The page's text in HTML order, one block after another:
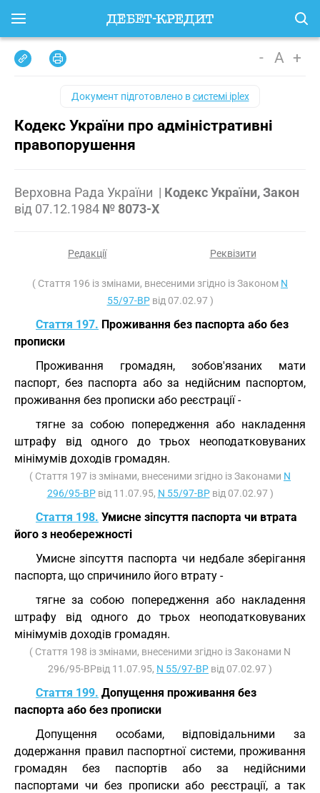
- A +
Документ підготовлено всистемі iplex
Кодекс України про адміністративні
правопорушення
Верховна Рада України | Кодекс України, Закон
від 07.12.1984 № 8073-X
Редакції Реквізити
( Стаття 196 із змінами, внесеними згідно із Законом N
55/97-ВРвід 07.02.97 )
Стаття 197. Проживання без паспорта або без
прописки
Проживання громадян, зобов'язаних мати
паспорт, без паспорта або за недійсним паспортом,
проживання без прописки або реєстрації -
тягне за собою попередження або накладення
штрафу від одного до трьох неоподатковуваних
мінімумів доходів громадян.
( Стаття 197 із змінами, внесеними згідно із Законами N
296/95-ВРвід 11.07.95, N 55/97-ВРвід 07.02.97 )
Стаття 198. Умисне зіпсуття паспорта чи втрата
його з необережності
Умисне зіпсуття паспорта чи недбале зберігання
паспорта, що спричинило його втрату -
тягне за собою попередження або накладення
штрафу від одного до трьох неоподатковуваних
мінімумів доходів громадян.
( Стаття 198 із змінами, внесеними згідно із Законами N
296/95-ВРвід 11.07.95, N 55/97-ВР від 07.02.97 )
Стаття 199. Допущення проживання без
паспорта або без прописки
Допущення особами, відповідальними за
додержання правил паспортної системи, проживання
громадян без паспортів або за недійсними
паспортами чи без прописки або реєстрації, а так